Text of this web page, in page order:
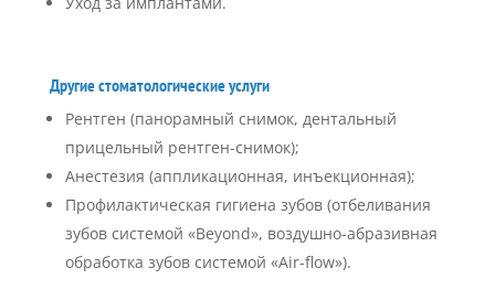
Другие стоматологические услуги
Рентген (панорамный снимок, дентальный
прицельный рентген-снимок);
Анестезия (аппликационная, инъекционная);
Профилактическая гигиена зубов (отбеливания
зубов системой «Beyond», воздушно-абразивная
обработка зубов системой «Air-flow»).